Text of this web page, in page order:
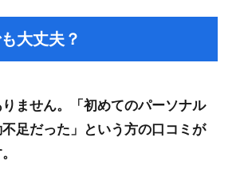
大丈夫？
ません。「初めてのパーソナル
足だった」という方の口コミが